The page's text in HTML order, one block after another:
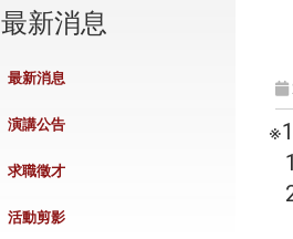
最新消息
最新消息
演講公告
求職徵才
活動剪影